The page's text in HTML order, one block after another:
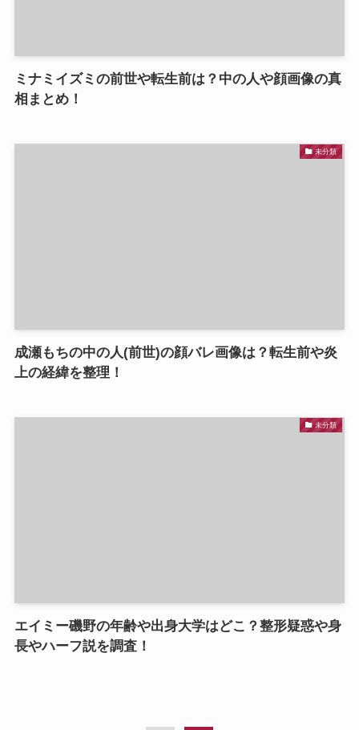
ミナミイズミの前世や転生前は？中の人や顔画像の真
相まとめ！
未分類
成瀬もちの中の人(前世)の顔バレ画像は？転生前や炎
上の経緯を整理！
未分類
エイミー磯野の年齢や出身大学はどこ？整形疑惑や身
長やハーフ説を調査！